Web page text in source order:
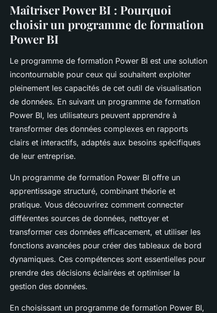
Maîtriser Power BI : Pourquoi
choisir un programme de formation
Power BI
Le programme de formation Power BI est une solution
incontournable pour ceux qui souhaitent exploiter
pleinement les capacités de cet outil de visualisation
de données. En suivant un programme de formation
Power BI, les utilisateurs peuvent apprendre à
transformer des données complexes en rapports
clairs et interactifs, adaptés aux besoins spécifiques
de leur entreprise.
Un programme de formation Power BI offre un
apprentissage structuré, combinant théorie et
pratique. Vous découvrirez comment connecter
différentes sources de données, nettoyer et
transformer ces données efficacement, et utiliser les
fonctions avancées pour créer des tableaux de bord
dynamiques. Ces compétences sont essentielles pour
prendre des décisions éclairées et optimiser la
gestion des données.
En choisissant un programme de formation Power BI,